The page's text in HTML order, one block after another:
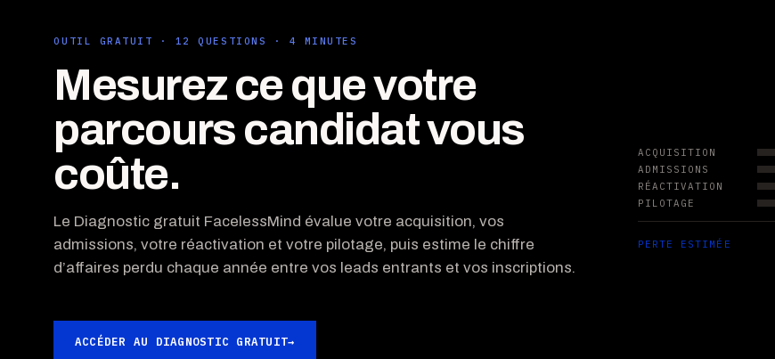
OUTIL GRATUIT · 12 QUESTIONS · 4 MINUTES
Mesurez ce que votre
parcours candidat vous
coûte.
Le Diagnostic gratuit FacelessMind évalue votre acquisition, vos
admissions, votre réactivation et votre pilotage, puis estime le chiffre
d’affaires perdu chaque année entre vos leads entrants et vos inscriptions.
ACCÉDER AU DIAGNOSTIC GRATUIT→
ACQUISITION
ADMISSIONS
RÉACTIVATION
PILOTAGE
PERTE ESTIMÉE